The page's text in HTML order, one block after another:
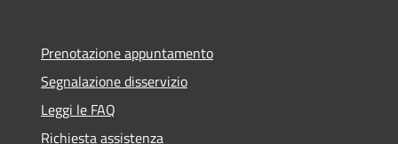
Prenotazione appuntamento
Segnalazione disservizio
Leggi le FAQ
Richiesta assistenza